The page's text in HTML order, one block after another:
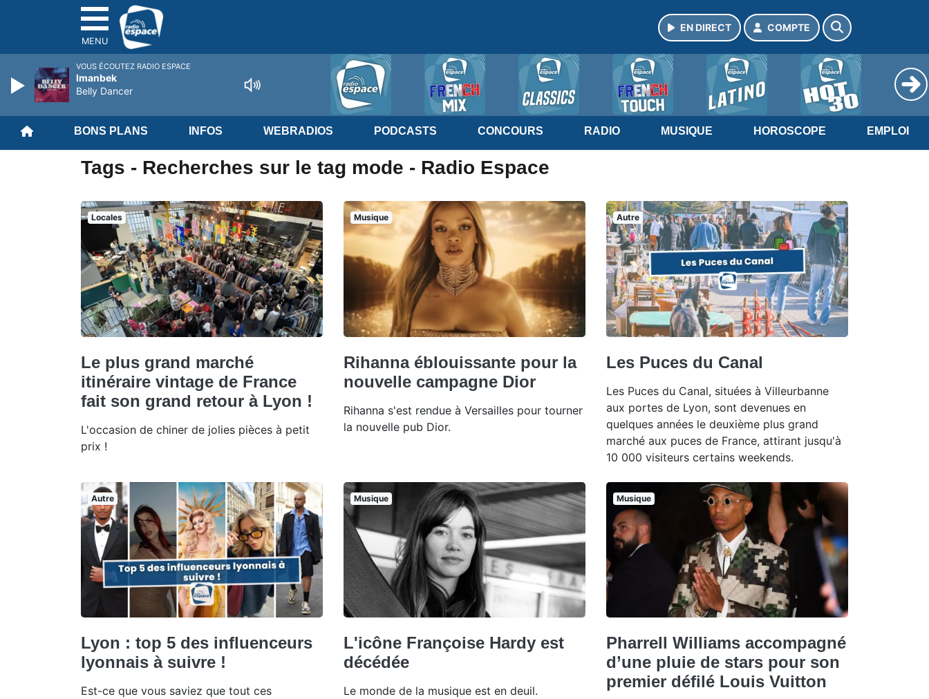
MENU
EN DIRECT COMPTE
BONS PLANS INFOS WEBRADIOS PODCASTS CONCOURS RADIO MUSIQUE HOROSCOPE EMPLOI
Tags - Recherches sur le tag mode - Radio Espace
Locales
Le plus grand marché
itinéraire vintage de France
fait son grand retour à Lyon !
L'occasion de chiner de jolies pièces à petit
prix !
Musique
Rihanna éblouissante pour la
nouvelle campagne Dior
Rihanna s'est rendue à Versailles pour tourner
la nouvelle pub Dior.
Autre
Les Puces du Canal
Les Puces du Canal, situées à Villeurbanne
aux portes de Lyon, sont devenues en
quelques années le deuxième plus grand
marché aux puces de France, attirant jusqu'à
10 000 visiteurs certains weekends.
Autre
Lyon : top 5 des influenceurs
lyonnais à suivre !
Est-ce que vous saviez que tout ces
Musique
L'icône Françoise Hardy est
décédée
Le monde de la musique est en deuil.
Musique
Pharrell Williams accompagné
d’une pluie de stars pour son
premier défilé Louis Vuitton
VOUS ÉCOUTEZ RADIO ESPACE
Imanbek
Belly Dancer